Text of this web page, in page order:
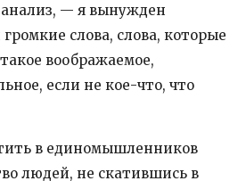
анализ, — я вынужден
слова, слова, которые
воображаемое,
если не кое-что, что
в единомышленников
людей, не скатившись в